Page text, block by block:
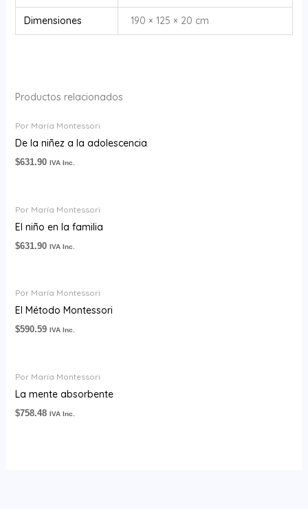
Dimensiones 190 × 125 × 20 cm
Productos relacionados
Por María Montessori
De la niñez a la adolescencia
$631.90 IVA Inc.
Por María Montessori
El niño en la familia
$631.90 IVA Inc.
Por María Montessori
El Método Montessori
$590.59 IVA Inc.
Por María Montessori
La mente absorbente
$758.48 IVA Inc.